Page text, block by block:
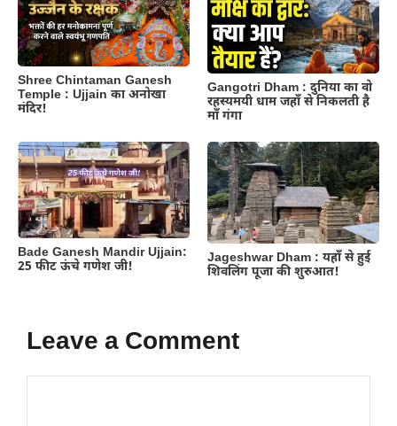
Shree Chintaman Ganesh
Temple : Ujjain का अनोखा
मंदिर!
Gangotri Dham : दुनिया का वो
रहस्यमयी धाम जहाँ से निकलती है
माँ गंगा
Bade Ganesh Mandir Ujjain:
25 फीट ऊंचे गणेश जी!
Jageshwar Dham : यहाँ से हुई
शिवलिंग पूजा की शुरुआत!
Leave a Comment